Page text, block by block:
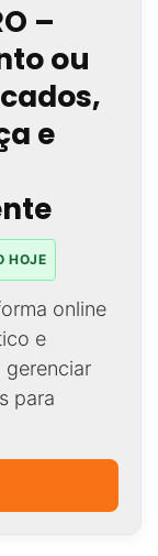
–
ou
e
HOJE
online
e
para